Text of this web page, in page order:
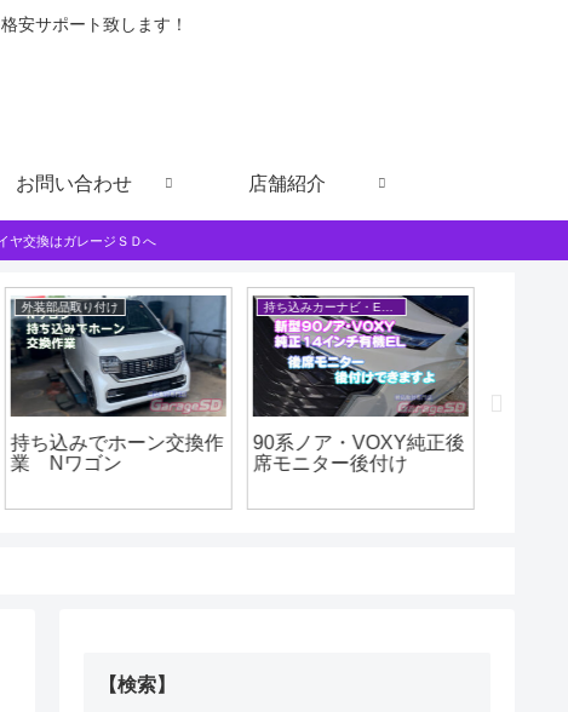
安サポート致します！
お問い合わせ 店舗紹介
ヤ交換はガレージＳＤへ
外装部品取り付け
持ち込みでホーン交換作
業 Nワゴン
持ち込みカーナビ・ETCなど
90系ノア・VOXY純正後
席モニター後付け
【検索】